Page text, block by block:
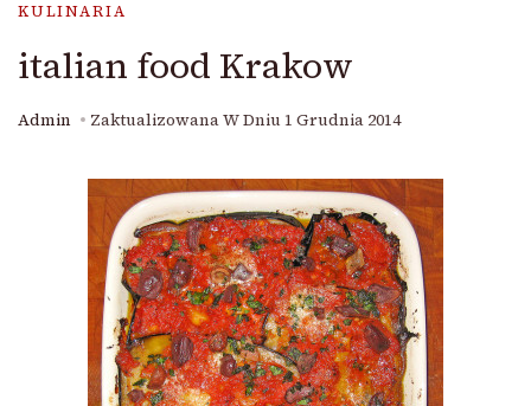
KULINARIA
italian food Krakow
Admin Zaktualizowana W Dniu 1 Grudnia 2014